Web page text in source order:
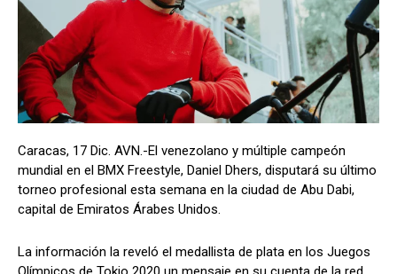
Caracas, 17 Dic. AVN.-El venezolano y múltiple campeón
mundial en el BMX Freestyle, Daniel Dhers, disputará su último
torneo profesional esta semana en la ciudad de Abu Dabi,
capital de Emiratos Árabes Unidos.
La información la reveló el medallista de plata en los Juegos